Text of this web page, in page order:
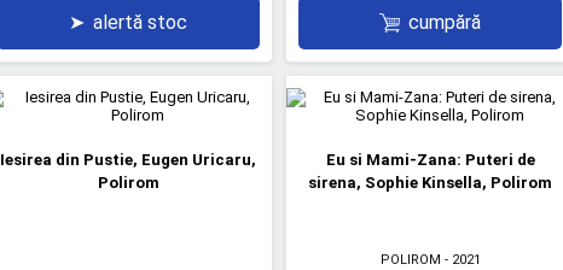
➤ alertă stoc cumpără
Iesirea din Pustie, Eugen Uricaru,
Polirom
Eu si Mami-Zana: Puteri de
sirena, Sophie Kinsella, Polirom
POLIROM - 2021